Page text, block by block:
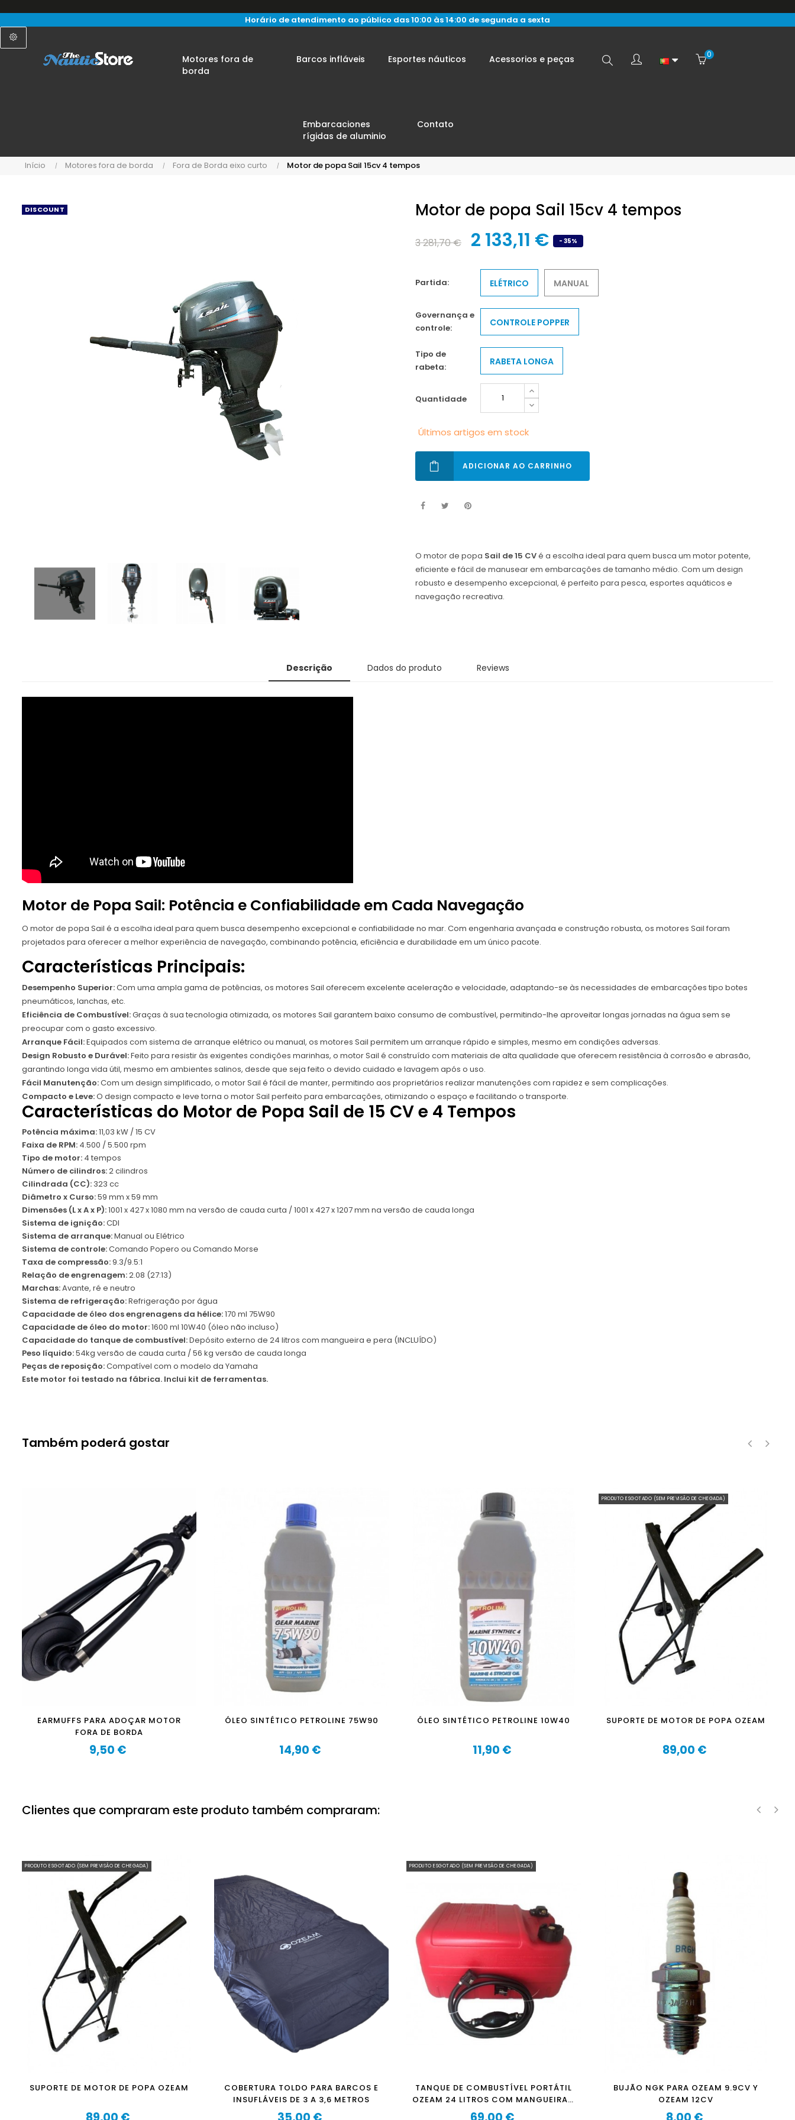
Horário de atendimento ao público das 10:00 às 14:00 de segunda a sexta
Motores fora de
borda
Barcos infláveis Esportes náuticos Acessorios e peças
Embarcaciones
rígidas de aluminio
Contato
Search 0
Início Motores fora de borda Fora de Borda eixo curto Motor de popa Sail 15cv 4 tempos
DISCOUNT Motor de popa Sail 15cv 4 tempos
3 281,70 € 2 133,11 € - 35%
partida: ELÉTRICO MANUAL
governança e
controle:
CONTROLE POPPER
tipo de
rabeta:
RABETA LONGA
quantidade
Últimos artigos em stock
ADICIONAR AO CARRINHO
O motor de popa Sail de 15 CVé a escolha ideal para quem busca um motor potente,
eficiente e fácil de manusear em embarcações de tamanho médio. Com um design
robusto e desempenho excepcional, é perfeito para pesca, esportes aquáticos e
navegação recreativa.
Descrição Dados do produto Reviews
Motor de Popa Sail: Potência e Confiabilidade em Cada Navegação
O motor de popa Sail é a escolha ideal para quem busca desempenho excepcional e confiabilidade no mar. Com engenharia avançada e construção robusta, os motores Sail foram
projetados para oferecer a melhor experiência de navegação, combinando potência, eficiência e durabilidade em um único pacote.
Características Principais:
Desempenho Superior:Com uma ampla gama de potências, os motores Sail oferecem excelente aceleração e velocidade, adaptando-se às necessidades de embarcações tipo botes
pneumáticos, lanchas, etc.
Eficiência de Combustível:Graças à sua tecnologia otimizada, os motores Sail garantem baixo consumo de combustível, permitindo-lhe aproveitar longas jornadas na água sem se
preocupar com o gasto excessivo.
Arranque Fácil:Equipados com sistema de arranque elétrico ou manual, os motores Sail permitem um arranque rápido e simples, mesmo em condições adversas.
Design Robusto e Durável:Feito para resistir às exigentes condições marinhas, o motor Sail é construído com materiais de alta qualidade que oferecem resistência à corrosão e abrasão,
garantindo longa vida útil, mesmo em ambientes salinos, desde que seja feito o devido cuidado e lavagem após o uso.
Fácil Manutenção:Com um design simplificado, o motor Sail é fácil de manter, permitindo aos proprietários realizar manutenções com rapidez e sem complicações.
Compacto e Leve:O design compacto e leve torna o motor Sail perfeito para embarcações, otimizando o espaço e facilitando o transporte.
Características do Motor de Popa Sail de 15 CV e 4 Tempos
Potência máxima:11,03 kW / 15 CV
Faixa de RPM: 4.500 / 5.500 rpm
Tipo de motor: 4 tempos
Número de cilindros:2 cilindros
Cilindrada (CC): 323 cc
Diâmetro x Curso:59 mm x 59 mm
Dimensões (L x A x P):1001 x 427 x 1080 mm na versão de cauda curta / 1001 x 427 x 1207 mm na versão de cauda longa
Sistema de ignição:CDI
Sistema de arranque:Manual ou Elétrico
Sistema de controle:Comando Popero ou Comando Morse
Taxa de compressão:9.3/9.5:1
Relação de engrenagem:2.08 (27:13)
Marchas:Avante, ré e neutro
Sistema de refrigeração:Refrigeração por água
Capacidade de óleo dos engrenagens da hélice:170 ml 75W90
Capacidade de óleo do motor:1600 ml 10W40 (óleo não incluso)
Capacidade do tanque de combustível:Depósito externo de 24 litros com mangueira e pera (INCLUÍDO)
Peso líquido:54kg versão de cauda curta / 56 kg versão de cauda longa
Peças de reposição:Compatível com o modelo da Yamaha
Este motor foi testado na fábrica. Inclui kit de ferramentas.
Também poderá gostar
EARMUFFS PARA ADOÇAR MOTOR
FORA DE BORDA
Preço
9,50 €
ÓLEO SINTÉTICO PETROLINE 75W90
Preço
14,90 €
ÓLEO SINTÉTICO PETROLINE 10W40
Preço
11,90 €
PRODUTO ESGOTADO (SEM PREVISÃO DE CHEGADA)
SUPORTE DE MOTOR DE POPA OZEAM
Preço
89,00 €
Clientes que compraram este produto também compraram:
PRODUTO ESGOTADO (SEM PREVISÃO DE CHEGADA)
SUPORTE DE MOTOR DE POPA OZEAM
COBERTURA TOLDO PARA BARCOS E
INSUFLÁVEIS ​​​​DE 3 A 3,6 METROS
PRODUTO ESGOTADO (SEM PREVISÃO DE CHEGADA)
TANQUE DE COMBUSTÍVEL PORTÁTIL
OZEAM 24 LITROS COM MANGUEIRA E
MAÇANETA
BUJÃO NGK PARA OZEAM 9.9CV Y
OZEAM 12CV